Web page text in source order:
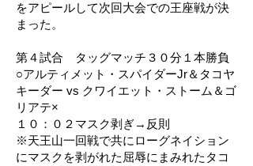
をアピールして次回大会での王座戦が決
まった。
第４試合 タッグマッチ３０分１本勝負
○アルティメット・スパイダーJr＆タコヤ
キーダー vs クワイエット・ストーム＆ゴ
リアテ×
１０：０２マスク剥ぎ→反則
※天王山一回戦で共にローグネイション
にマスクを剥がれた屈辱にまみれたタコ